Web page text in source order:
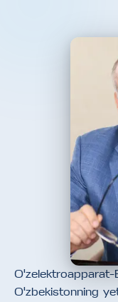
O'zelektroapparat-
O'zbekistonning